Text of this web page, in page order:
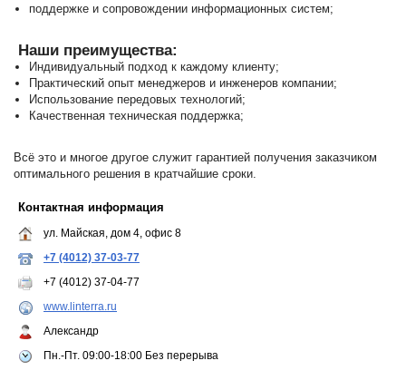
поддержке и сопровождении информационных систем;
Наши преимущества:
Индивидуальный подход к каждому клиенту;
Практический опыт менеджеров и инженеров компании;
Использование передовых технологий;
Качественная техническая поддержка;
Всё это и многое другое служит гарантией получения заказчиком
оптимального решения в кратчайшие сроки.
Контактная информация
ул. Майская, дом 4, офис 8
+7 (4012) 37-03-77
+7 (4012) 37-04-77
www.linterra.ru
Александр
Пн.-Пт. 09:00-18:00 Без перерыва